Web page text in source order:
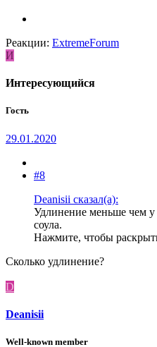
Реакции: ExtremeForum
И
Интересующийся
Гость
29.01.2020
#8
Deanisii сказал(а):
Удлинение меньше чем
соула.
Нажмите, чтобы
Сколько удлинение?
D
Deanisii
Well-known member